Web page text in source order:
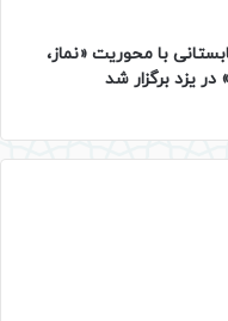
با محوریت «نماز،
یزد برگزار شد